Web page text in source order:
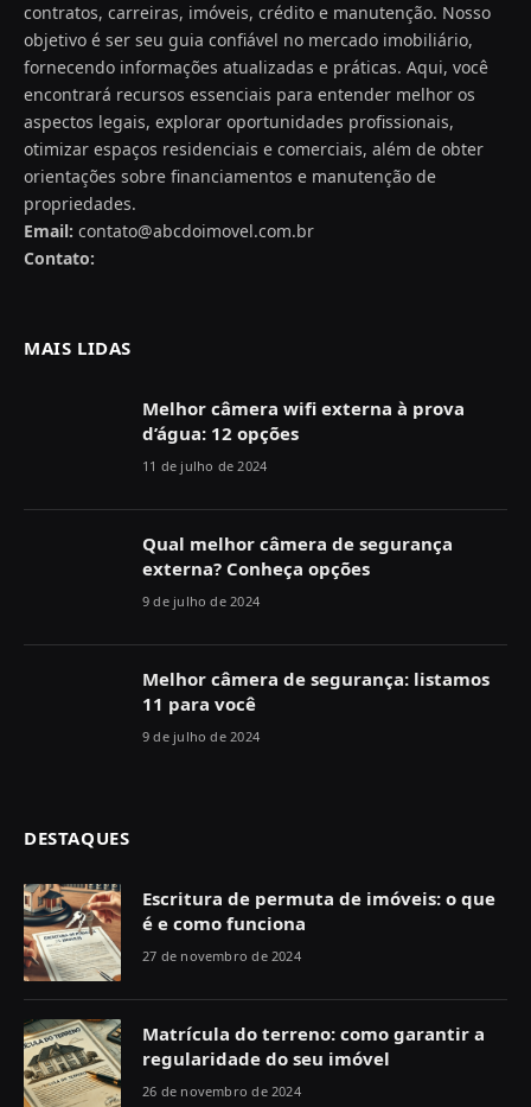
contratos, carreiras, imóveis, crédito e manutenção. Nosso
objetivo é ser seu guia confiável no mercado imobiliário,
fornecendo informações atualizadas e práticas. Aqui, você
encontrará recursos essenciais para entender melhor os
aspectos legais, explorar oportunidades profissionais,
otimizar espaços residenciais e comerciais, além de obter
orientações sobre financiamentos e manutenção de
propriedades.
Email: contato@abcdoimovel.com.br
Contato:
MAIS LIDAS
Melhor câmera wifi externa à prova
d’água: 12 opções
11 de julho de 2024
Qual melhor câmera de segurança
externa? Conheça opções
9 de julho de 2024
Melhor câmera de segurança: listamos
11 para você
9 de julho de 2024
DESTAQUES
Escritura de permuta de imóveis: o que
é e como funciona
27 de novembro de 2024
Matrícula do terreno: como garantir a
regularidade do seu imóvel
26 de novembro de 2024